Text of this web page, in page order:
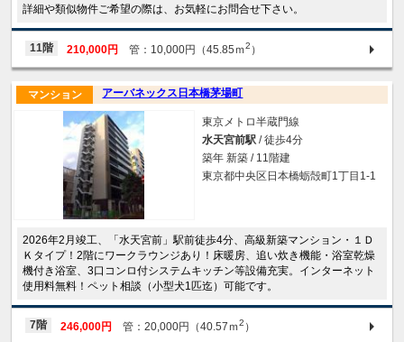
詳細や類似物件ご希望の際は、お気軽にお問合せ下さい。
11階 210,000円 管：10,000円（45.85ｍ2 ）
アーバネックス日本橋茅場町
マンション
東京メトロ半蔵門線
水天宮前駅 / 徒歩4分
築年 新築 / 11階建
東京都中央区日本橋蛎殻町1丁目1-1
2026年2月竣工、「水天宮前」駅前徒歩4分、高級新築マンション・１Ｄ
Ｋタイプ！2階にワークラウンジあり！床暖房、追い炊き機能・浴室乾燥
機付き浴室、3口コンロ付システムキッチン等設備充実。インターネット
使用料無料！ペット相談（小型犬1匹迄）可能です。
7階 246,000円 管：20,000円（40.57ｍ2 ）